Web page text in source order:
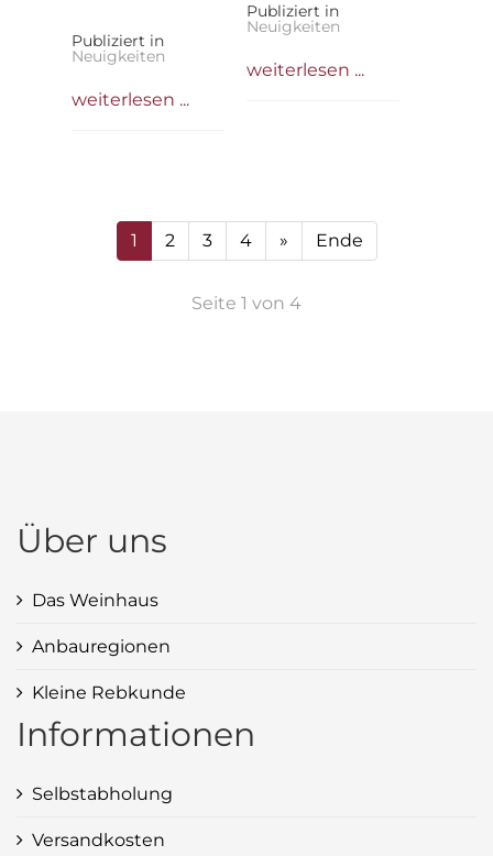
Publiziert in
Neuigkeiten
weiterlesen ...
Publiziert in
Neuigkeiten
weiterlesen ...
1 2 3 4 » Ende
Seite 1 von 4
Über uns
Das Weinhaus
Anbauregionen
Kleine Rebkunde
Informationen
Selbstabholung
Versandkosten